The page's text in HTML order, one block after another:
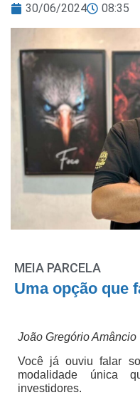
30/06/2024 08:35
MEIA PARCELA
Uma opção que
João Gregório Amâncio
Você já ouviu falar
modalidade única
investidores.